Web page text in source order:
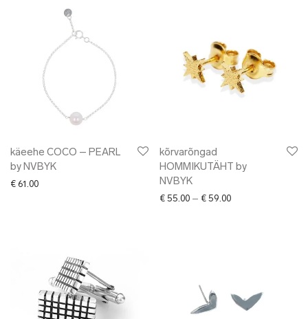
käeehe COCO – PEARL
by NVBYK
€ 61.00
kõrvarõngad
HOMMIKUTÄHT by
NVBYK
€ 55.00 – € 59.00Price range: €